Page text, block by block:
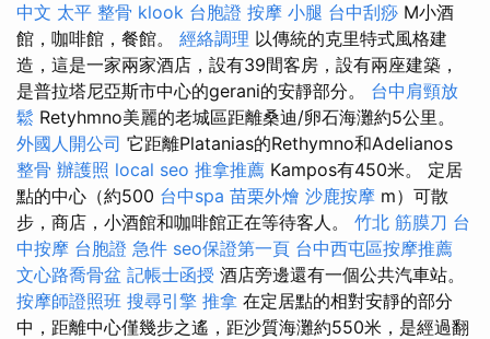
中文 太平 整骨 klook 台胞證 按摩 小腿 台中刮痧 M小酒
館，咖啡館，餐館。 經絡調理 以傳統的克里特式風格建
造，這是一家兩家酒店，設有39間客房，設有兩座建築，
是普拉塔尼亞斯市中心的gerani的安靜部分。 台中肩頸放
鬆 Retyhmno美麗的老城區距離桑迪/卵石海灘約5公里。
外國人開公司 它距離Platanias的Rethymno和Adelianos
整骨 辦護照 local seo 推拿推薦 Kampos有450米。 定居
點的中心（約500 台中spa 苗栗外燴 沙鹿按摩 m）可散
步，商店，小酒館和咖啡館正在等待客人。 竹北 筋膜刀 台
中按摩 台胞證 急件 seo保證第一頁 台中西屯區按摩推薦
文心路喬骨盆 記帳士函授 酒店旁邊還有一個公共汽車站。
按摩師證照班 搜尋引擎 推拿 在定居點​​的相對安靜的部分
中，距離中心僅幾步之遙，距沙質海灘約550米，是經過翻